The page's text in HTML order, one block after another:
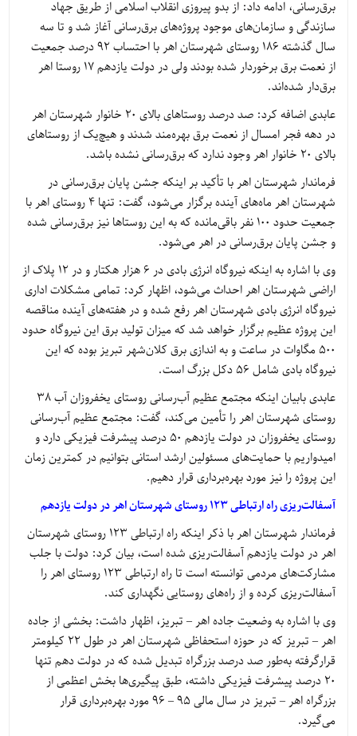
برق‌رسانی، ادامه داد: از بدو پیروزی انقلاب اسلامی از طریق جهاد
سازندگی و سازمان‌های موجود پروژه‌های برق‌رسانی آغاز شد و تا سه
سال گذشته 186 روستای شهرستان اهر با احتساب 92 درصد جمعیت
از نعمت برق برخوردار شده بودند ولی در دولت یازدهم 17 روستا اهر
برق‌دار شده‌اند.
عابدی اضافه کرد: صد درصد روستاهای بالای 20 خانوار شهرستان اهر
در دهه فجر امسال از نعمت برق بهره‌مند شدند و هیچ‌یک از روستاهای
بالای 20 خانوار اهر وجود ندارد که برق‌رسانی نشده باشد.
فرماندار شهرستان اهر با تأکید بر اینکه جشن پایان برق‌رسانی در
شهرستان اهر ماه‌های آینده برگزار می‌شود، گفت: تنها 4 روستای اهر با
جمعیت حدود 100 نفر باقی‌مانده که به این روستاها نیز برق‌رسانی شده
و جشن پایان برق‌رسانی در اهر می‌شود.
وی با اشاره به اینکه نیروگاه انرژی بادی در 6 هزار هکتار و در 12 پلاک از
اراضی شهرستان اهر احداث می‌شود، اظهار کرد: تمامی مشکلات اداری
نیروگاه انرژی بادی شهرستان اهر رفع شده و در هفته‌های آینده مناقصه
این پروژه عظیم برگزار خواهد شد که میزان تولید برق این نیروگاه حدود
500 مگاوات در ساعت و به اندازی برق کلان‌شهر تبریز بوده که این
نیروگاه بادی شامل 56 دکل بزرگ است.
عابدی بابیان اینکه مجتمع عظیم آب‌رسانی روستای یخفروزان آب 38
روستای شهرستان اهر را تأمین می‌کند، گفت: مجتمع عظیم آب‌رسانی
روستای یخفروزان در دولت یازدهم 50 درصد پیشرفت فیزیکی دارد و
امیدواریم با حمایت‌های مسئولین ارشد استانی بتوانیم در کمترین زمان
این پروژه را نیز مورد بهره‌برداری قرار دهیم.
آسفالت‌ریزی راه ارتباطی 123 روستای شهرستان اهر در دولت یازدهم
فرماندار شهرستان اهر با ذکر اینکه راه ارتباطی 123 روستای شهرستان
اهر در دولت یازدهم آسفالت‌ریزی شده است، بیان کرد: دولت با جلب
مشارکت‌های مردمی توانسته است تا راه ارتباطی 123 روستای اهر را
آسفالت‌ریزی کرده و از راه‌های روستایی نگهداری کند.
وی با اشاره به وضعیت جاده اهر – تبریز، اظهار داشت: بخشی از جاده
اهر – تبریز که در حوزه استحفاظی شهرستان اهر در طول 22 کیلومتر
قرارگرفته به‌طور صد درصد بزرگراه تبدیل شده که در دولت دهم تنها
20 درصد پیشرفت فیزیکی داشته، طبق پیگیری‌ها بخش اعظمی از
بزرگراه اهر – تبریز در سال مالی 95 – 96 مورد بهره‌برداری قرار
می‌گیرد.